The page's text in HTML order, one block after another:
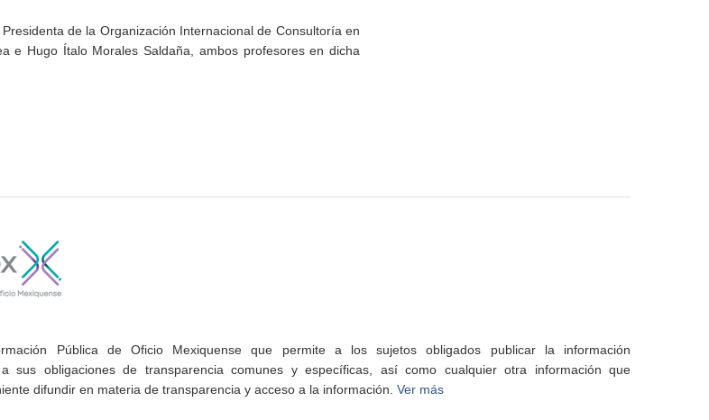
de la Organización Internacional de Consultoría en
e Hugo Ítalo Morales Saldaña, ambos profesores en dicha
Pública de Oficio Mexiquense que permite a los sujetos obligados publicar la información
a sus obligaciones de transparencia comunes y específicas, así como cualquier otra información que
difundir en materia de transparencia y acceso a la información. Ver más